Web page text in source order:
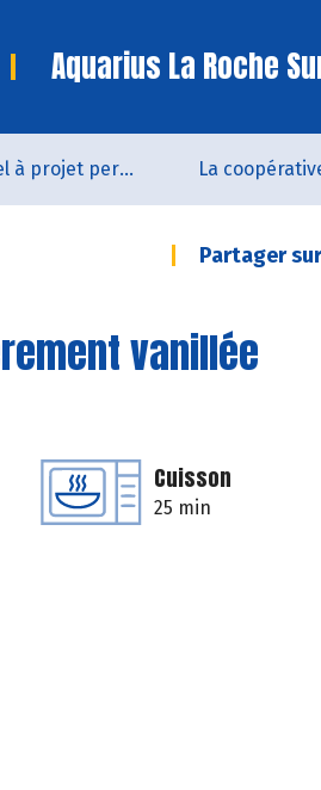
Aquarius La Roche
Appel à projet permanent La
Partager sur
vanillée
Cuisson
25 min